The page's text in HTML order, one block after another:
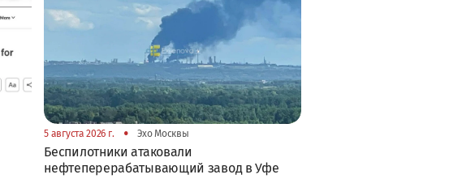
5 августа 2026 г. • Эхо Москвы
Беспилотники атаковали
нефтеперерабатывающий завод в Уфе